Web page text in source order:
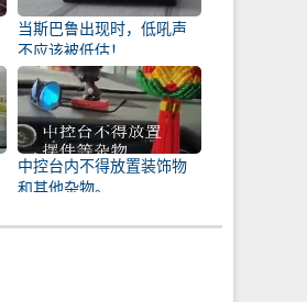
当斯巴鲁出现时，低吼声
不应该被低估！
中控台内不得放置装饰物
和其他杂物。